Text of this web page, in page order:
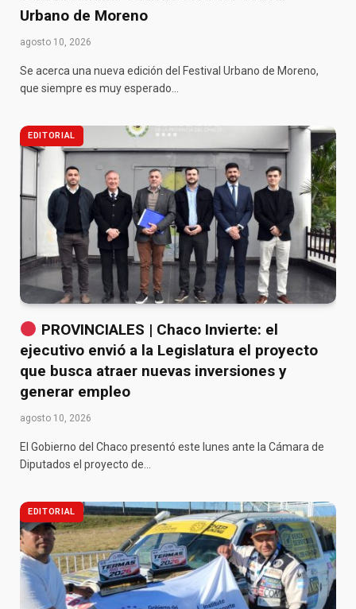
Urbano de Moreno
agosto 10, 2026
Se acerca una nueva edición del Festival Urbano de Moreno,
que siempre es muy esperado…
EDITORIAL
PROVINCIALES | Chaco Invierte: el
ejecutivo envió a la Legislatura el proyecto
que busca atraer nuevas inversiones y
generar empleo
agosto 10, 2026
El Gobierno del Chaco presentó este lunes ante la Cámara de
Diputados el proyecto de…
EDITORIAL